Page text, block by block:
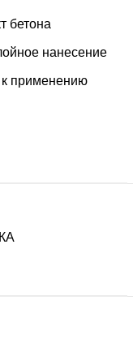
бетона
нанесение
к применению